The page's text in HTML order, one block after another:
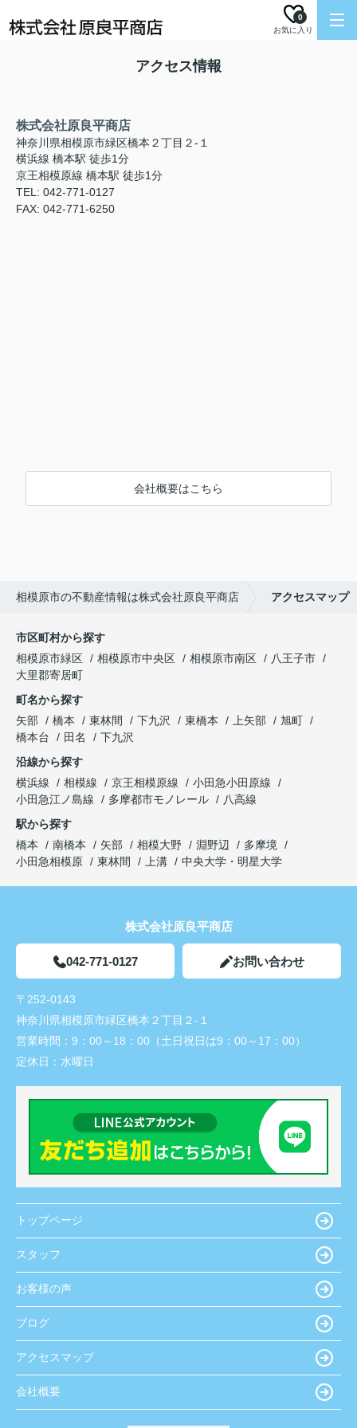
お気に入り
0
アクセス情報
株式会社原良平商店
神奈川県相模原市緑区橋本２丁目２-１
横浜線 橋本駅 徒歩1分
京王相模原線 橋本駅 徒歩1分
TEL: 042-771-0127
FAX: 042-771-6250
会社概要はこちら
相模原市の不動産情報は株式会社原良平商店 アクセスマップ
市区町村から探す
相模原市緑区
相模原市中央区 相模原市南区
八王子市
大里郡寄居町
町名から探す
矢部
橋本 東林間 下九沢 東橋本 上矢部
旭町
橋本台
田名
下九沢
沿線から探す
横浜線
相模線 京王相模原線
小田急小田原線
小田急江ノ島線
多摩都市モノレール
八高線
駅から探す
橋本
南橋本 矢部 相模大野 淵野辺
多摩境
小田急相模原
東林間 上溝 中央大学・明星大学
株式会社原良平商店
042-771-0127 お問い合わせ
〒252-0143
神奈川県相模原市緑区橋本２丁目２-１
営業時間： 9：00～18：00（土日祝日は9：00～17：00）
定休日： 水曜日
トップページ
スタッフ
お客様の声
ブログ
アクセスマップ
会社概要